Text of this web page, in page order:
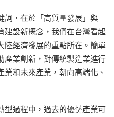
詞，在於「高質量發展」與
建設新概念，我們在台灣看起
陸經濟發展的重點所在。簡單
產業創新，對傳統製造業進行
和未來產業，朝向高端化、
型過程中，過去的優勢產業可